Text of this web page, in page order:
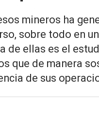
mineros ha
sobre todo en
de ellas es el
que de manera
de sus